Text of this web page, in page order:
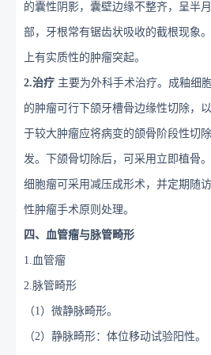
的囊性阴影，囊壁边缘不整齐，呈半
部，牙根常有锯齿状吸收的截根现象
上有实质性的肿瘤突起。
2.治疗 主要为外科手术治疗。成釉细
的肿瘤可行下颌牙槽骨边缘性切除，
于较大肿瘤应将病变的颌骨阶段性切
发。下颌骨切除后，可采用立即植骨
细胞瘤可采用减压成形术，并定期随
性肿瘤手术原则处理。
四、血管瘤与脉管畸形
1.血管瘤
2.脉管畸形
（1）微静脉畸形。
（2）静脉畸形：体位移动试验阳性。